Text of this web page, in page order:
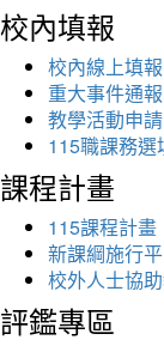
校內填報
校內線上填報
重大事件通
教學活動申請
115職課務選
課程計畫
115課程計畫
新課綱施行
校外人士協
評鑑專區